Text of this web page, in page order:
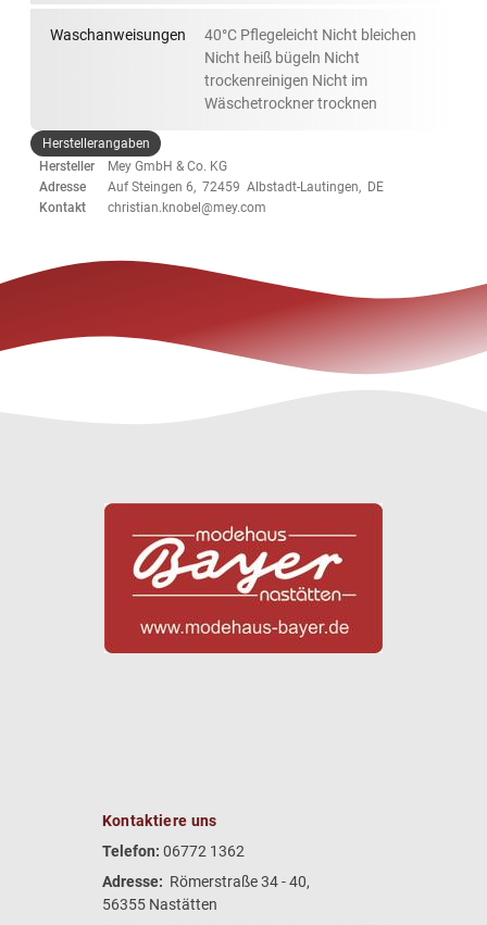
Waschanweisungen
40°C Pflegeleicht Nicht bleichen
Nicht heiß bügeln Nicht
trockenreinigen Nicht im
Wäschetrockner trocknen
Herstellerangaben
Hersteller
Mey GmbH & Co. KG
Adresse
Auf Steingen 6, 72459 Albstadt-Lautingen, DE
Kontakt
christian.knobel@mey.com
Kontaktiere uns
Telefon: 06772 1362
Adresse: Römerstraße 34 - 40,
56355 Nastätten